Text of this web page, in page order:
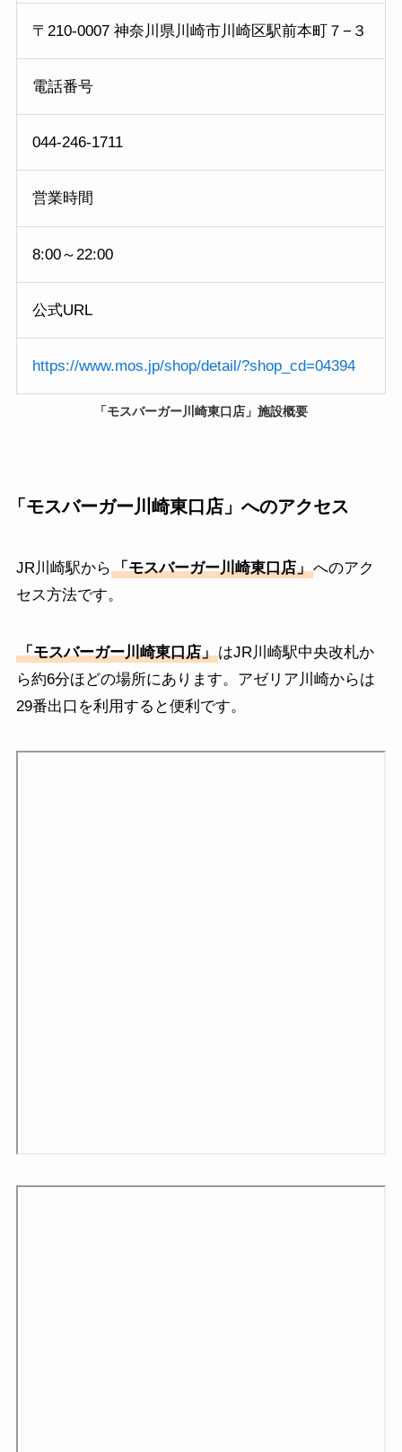
〒210-0007 神奈川県川崎市川崎区駅前本町７−３
電話番号
044-246-1711
営業時間
8:00～22:00
公式URL
https://www.mos.jp/shop/detail/?shop_cd=04394
「モスバーガー川崎東口店」施設概要
「モスバーガー川崎東口店」へのアクセス
JR川崎駅から 「モスバーガー川崎東口店」へのアク
セス方法です。
「モスバーガー川崎東口店」はJR川崎駅中央改札か
ら約6分ほどの場所にあります。アゼリア川崎からは
29番出口を利用すると便利です。